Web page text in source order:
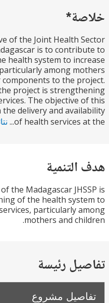
of the Joint Health
Madagascar is to
of the health system to
particularly among
four components to the
of the project is
services. The objective
the delivery and
of health services نتائج أكثر
of the Madagascar
of the health
services, particularly
mothers and
رئيسة
مشروع